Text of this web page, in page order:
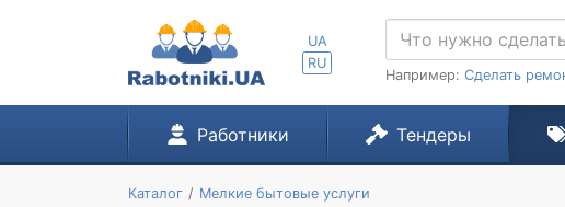
UA
RU
Например: Сделать
Работники Тендеры
Каталог Мелкие бытовые услуги